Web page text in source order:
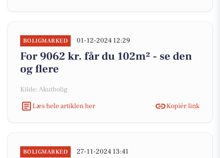
BOLIGMARKED 01-12-2024 12:29
For 9062 kr. får du 102m² - se den
og flere
Kilde: Akutbolig
Læs hele artiklen her
Kopiér link
BOLIGMARKED 27-11-2024 13:41